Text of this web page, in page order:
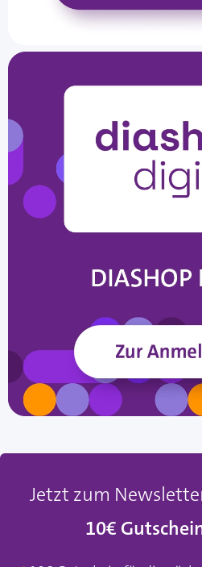
Jetzt zum
10€